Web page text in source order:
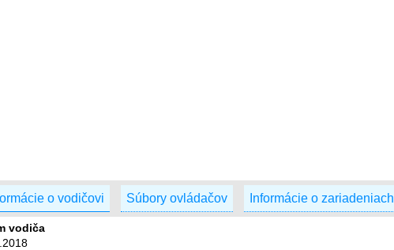
o vodičovi Súbory ovládačov Informácie o zariadeniach
vodiča